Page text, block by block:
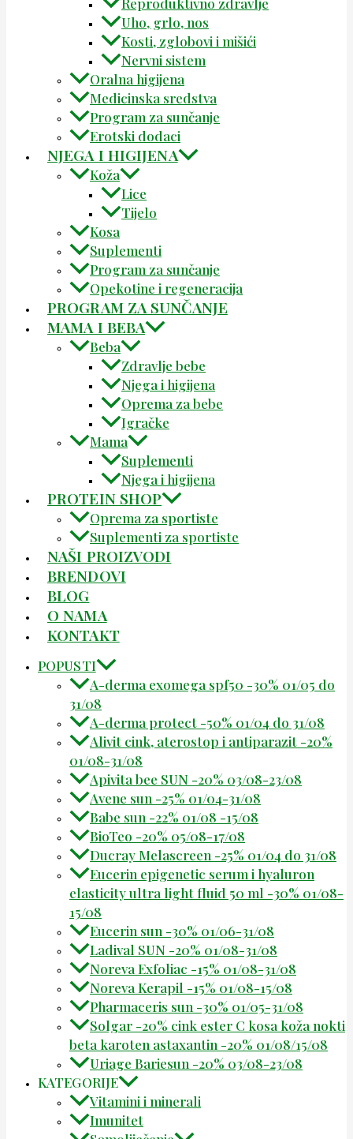
Uho, grlo, nos
Kosti, zglobovi i mišići
Nervni sistem
Oralna higijena
Medicinska sredstva
Program za sunčanje
Erotski dodaci
NJEGA I HIGIJENA
Koža
Lice
Tijelo
Kosa
Suplementi
Program za sunčanje
Opekotine i regeneracija
PROGRAM ZA SUNČANJE
MAMA I BEBA
Beba
Zdravlje bebe
Njega i higijena
Oprema za bebe
Igračke
Mama
Suplementi
Njega i higijena
PROTEIN SHOP
Oprema za sportiste
Suplementi za sportiste
NAŠI PROIZVODI
BRENDOVI
BLOG
O NAMA
KONTAKT
POPUSTI
A-derma exomega spf50 -30% 01/05 do
31/08
A-derma protect -50% 01/04 do 31/08
Alivit cink, aterostop i antiparazit -20%
01/08-31/08
Apivita bee SUN -20% 03/08-23/08
Avene sun -25% 01/04-31/08
Babe sun -22% 01/08 -15/08
BioTeo -20% 05/08-17/08
Ducray Melascreen -25% 01/04 do 31/08
Eucerin epigenetic serum i hyaluron
elasticity ultra light fluid 50 ml -30% 01/08-
15/08
Eucerin sun -30% 01/06-31/08
Ladival SUN -20% 01/08-31/08
Noreva Exfoliac -15% 01/08-31/08
Noreva Kerapil -15% 01/08-15/08
Pharmaceris sun -30% 01/05-31/08
Solgar -20% cink ester C kosa koža nokti
beta karoten astaxantin -20% 01/08/15/08
Uriage Bariesun -20% 03/08-23/08
KATEGORIJE
Vitamini i minerali
Imunitet